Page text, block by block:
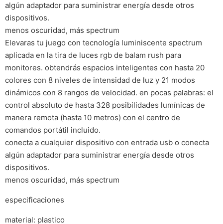
algún adaptador para suministrar energía desde otros
dispositivos.
menos oscuridad, más spectrum
Elevaras tu juego con tecnología luminiscente spectrum
aplicada en la tira de luces rgb de balam rush para
monitores. obtendrás espacios inteligentes con hasta 20
colores con 8 niveles de intensidad de luz y 21 modos
dinámicos con 8 rangos de velocidad. en pocas palabras: el
control absoluto de hasta 328 posibilidades lumínicas de
manera remota (hasta 10 metros) con el centro de
comandos portátil incluido.
conecta a cualquier dispositivo con entrada usb o conecta
algún adaptador para suministrar energía desde otros
dispositivos.
menos oscuridad, más spectrum
especificaciones
material: plastico